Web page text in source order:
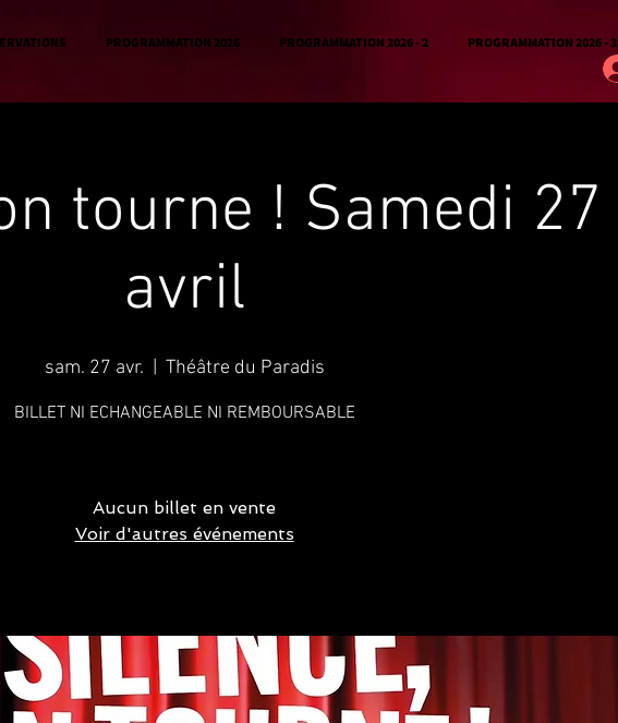
PROGRAMMATION 2026 PROGRAMMATION 2026 - 2 PROGRAMMATION 2026 - 3
tourne ! Samedi 27
avril
sam. 27 avr. Théâtre du Paradis
BILLET NI ECHANGEABLE NI REMBOURSABLE
Aucun billet en vente
Voir d'autres événements